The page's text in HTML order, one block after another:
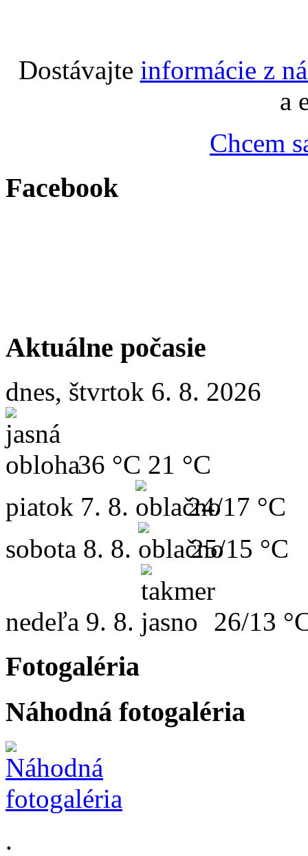
Dostávajte informácie z
a
Chcem
Facebook
Aktuálne počasie
dnes, štvrtok 6. 8. 2026
36 °C 21 °C
piatok 7. 8.
24/17 °C
sobota 8. 8. 25/15 °C
nedeľa 9. 8. 26/13
Fotogaléria
Náhodná fotogaléria
.